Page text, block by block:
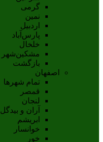
گرمی
نمین
اردبيل
پارس‌آباد
خلخال
مشکين‌شهر
بازگشت
اصفهان
تمام شهر‌ها
قمصر
لنجان
آران و بیدگل
ابریشم
خوانسار
خور